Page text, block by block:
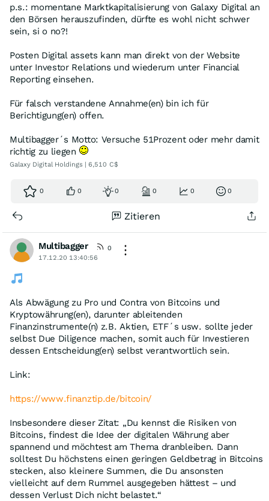
p.s.: momentane Marktkapitalisierung von Galaxy Digital an
den Börsen herauszufinden, dürfte es wohl nicht schwer
sein, si o no?!
Posten Digital assets kann man direkt von der Website
unter Investor Relations und wiederum unter Financial
Reporting einsehen.
Für falsch verstandene Annahme(en) bin ich für
Berichtigung(en) offen.
Multibagger´s Motto: Versuche 51Prozent oder mehr damit
richtig zu liegen
Galaxy Digital Holdings | 6,510 C$
0 0 0 0 0 0
Zitieren
Multibagger
0
17.12.20 13:40:56
Als Abwägung zu Pro und Contra von Bitcoins und
Kryptowährung(en), darunter ableitenden
Finanzinstrumente(n) z.B. Aktien, ETF´s usw. sollte jeder
selbst Due Diligence machen, somit auch für Investieren
dessen Entscheidung(en) selbst verantwortlich sein.
Link:
https://www.finanztip.de/bitcoin/
Insbesondere dieser Zitat: „Du kennst die Risiken von
Bitcoins, findest die Idee der digitalen Währung aber
spannend und möchtest am Thema dranbleiben. Dann
solltest Du höchstens einen geringen Geldbetrag in Bitcoins
stecken, also kleinere Summen, die Du ansonsten
vielleicht auf dem Rummel ausgegeben hättest – und
dessen Verlust Dich nicht belastet.“